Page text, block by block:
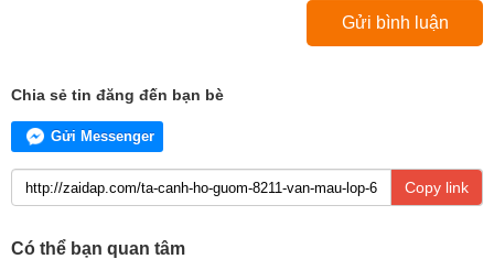
Chia sẻ tin đăng đến bạn bè
Gửi Messenger
Copy link
Có thể bạn quan tâm